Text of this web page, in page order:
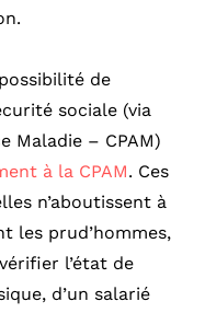
de
sociale (via
Maladie – CPAM)
à la CPAM. Ces
n’aboutissent à
les prud’hommes,
l’état de
d’un salarié